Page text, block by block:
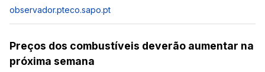
observador.pteco.sapo.pt
Preços dos combustíveis deverão aumentar na
próxima semana